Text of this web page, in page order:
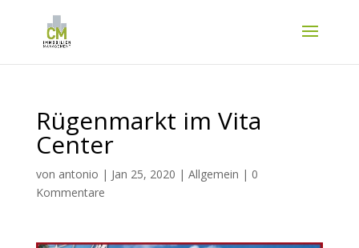
Rügenmarkt im Vita
Center
von antonio | Jan 25, 2020 | Allgemein | 0
Kommentare